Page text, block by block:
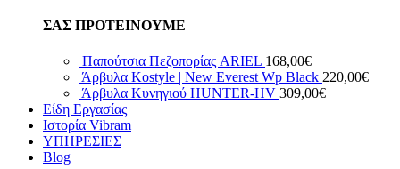
ΣΑΣ ΠΡΟΤΕΙΝΟΥΜΕ
Παπούτσια Πεζοπορίας ARIEL 168,00€
Άρβυλα Kostyle | New Everest Wp Black 220,00€
Άρβυλα Κυνηγιού HUNTER-HV 309,00€
Είδη Εργασίας
Ιστορία Vibram
ΥΠΗΡΕΣΙΕΣ
Blog